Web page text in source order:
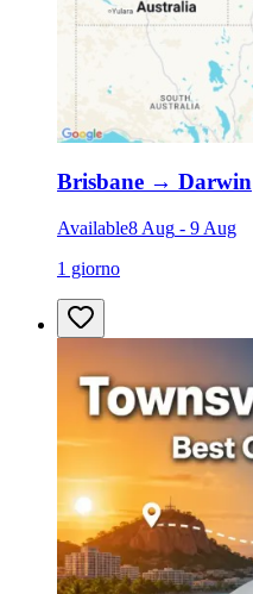
Brisbane → Darwin
Available8 Aug - 9 Aug
1 giorno